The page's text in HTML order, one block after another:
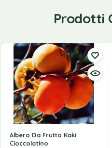
Prodotti
Albero Da Frutto Kaki
Cioccolatino